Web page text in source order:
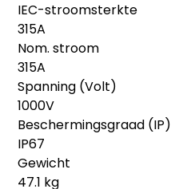
IEC-stroomsterkte
315A
Nom. stroom
315A
Spanning (Volt)
1000V
Beschermingsgraad (IP)
IP67
Gewicht
47.1 kg